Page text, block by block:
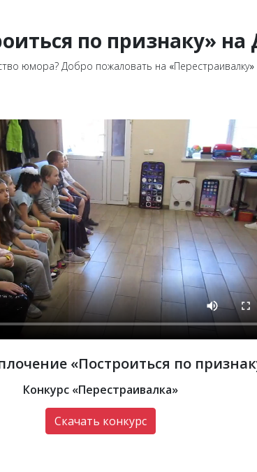
по признаку» на
юмора? Добро пожаловать на «Перестраивалку»
«Построиться по
Конкурс «Перестраивалка»
Скачать конкурс